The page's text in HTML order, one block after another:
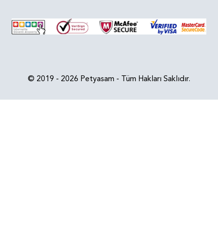
© 2019 - 2026 Petyasam - Tüm Hakları Saklıdır.